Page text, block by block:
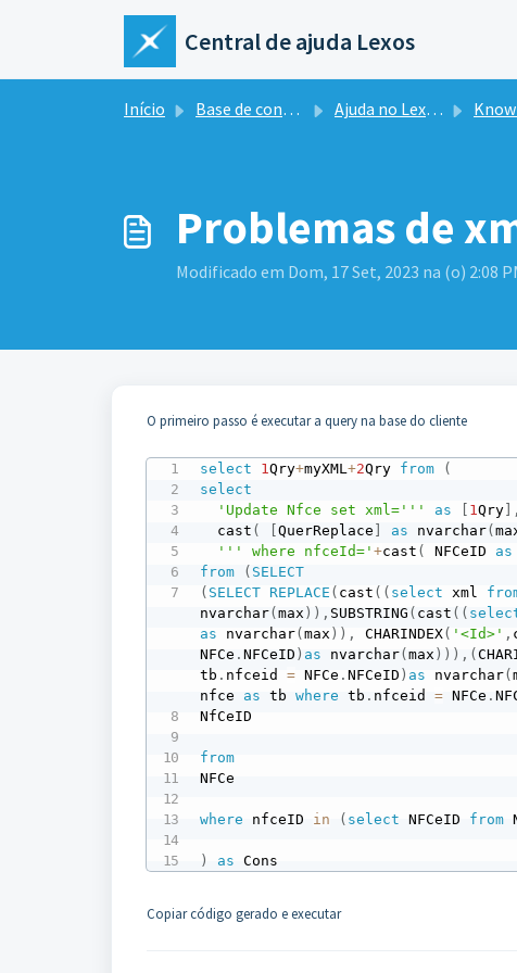
Ir para o conteúdo principal
Central de ajuda Lexos
Início Base de conhecimento Ajuda no Lexos ERP
Problemas de
Modificado em Dom, 17 Set, 2023 na (o) 2:08
O primeiro passo é executar a query na base do cliente
select 1Qry+myXML+2Qry from
(
select
'Update Nfce set xml='''
as [ 1Qry] ,
  cast
( [QuerReplace ] as nvarchar(
''' where nfceId='+cast ( NFCeID as
from
( SELECT
( SELECT REPLACE ( cast ( ( select xml
nvarchar(max ) ) ,SUBSTRING ( cast ( (
as nvarchar(max ) ) , CHARINDEX( '<Id>' ,
NFCe .NFCeID )as nvarchar(max ) ) ) , (
tb . nfceid = NFCe .NFCeID ) as nvarchar(
nfce as tb where tb . nfceid = NFCe .
NfCeID
from
NFCe
where nfceID in ( select NFCeID from
) as Cons
Copiar código gerado e executar